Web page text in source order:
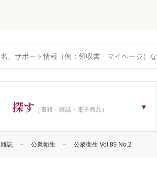
探す （書籍・雑誌・電子商品）
雑誌 公衆衛生 公衆衛生 Vol.89 No.2